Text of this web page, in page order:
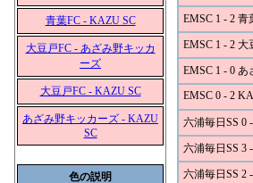
青葉FC - KAZU SC
大豆戸FC - あざみ野キッカ
ーズ
大豆戸FC - KAZU SC
あざみ野キッカーズ - KAZU
SC
色の説明
EMSC 1 - 2 青
EMSC 1 - 2 大
EMSC 1 - 0
EMSC 0 - 2
六浦毎日SS 0
六浦毎日SS 3
六浦毎日SS 2